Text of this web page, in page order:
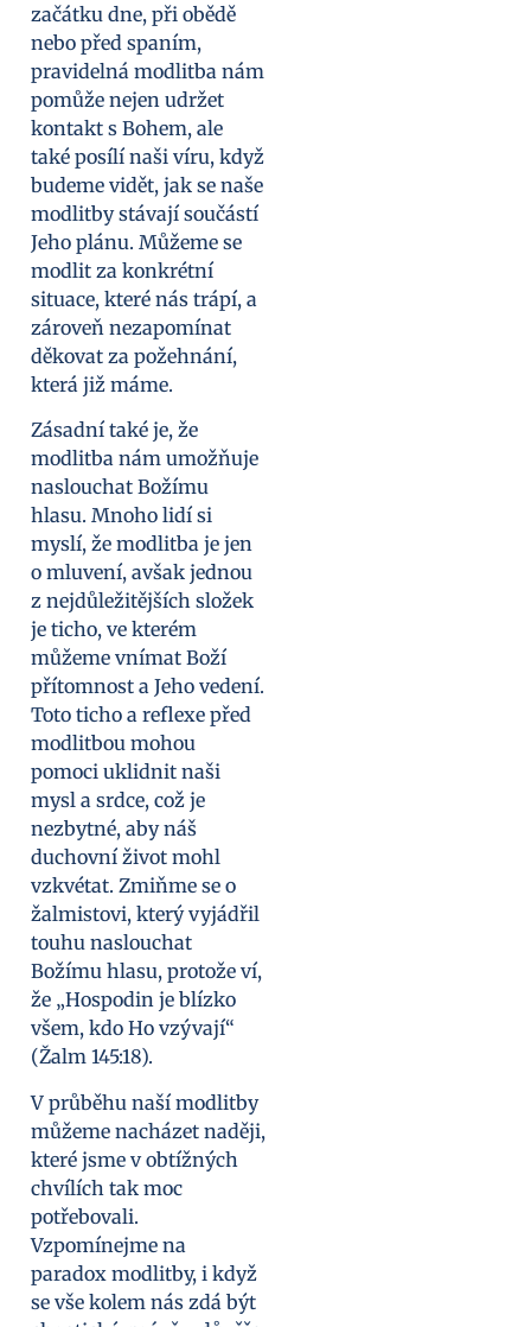
začátku dne, při obědě
nebo před spaním,
pravidelná modlitba nám
pomůže nejen udržet
kontakt s Bohem, ale
také posílí naši víru, když
budeme vidět, jak se naše
modlitby stávají součástí
Jeho plánu. Můžeme se
modlit za konkrétní
situace, které nás trápí, a
zároveň nezapomínat
děkovat za požehnání,
která již máme.
Zásadní také je, že
modlitba nám umožňuje
naslouchat Božímu
hlasu. Mnoho lidí si
myslí, že modlitba je jen
o mluvení, avšak jednou
z nejdůležitějších složek
je ticho, ve kterém
můžeme vnímat Boží
přítomnost a Jeho vedení.
Toto ticho a reflexe před
modlitbou mohou
pomoci uklidnit naši
mysl a srdce, což je
nezbytné, aby náš
duchovní život mohl
vzkvétat. Zmiňme se o
žalmistovi, který vyjádřil
touhu naslouchat
Božímu hlasu, protože ví,
že „Hospodin je blízko
všem, kdo Ho vzývají“
(Žalm 145:18).
V průběhu naší modlitby
můžeme nacházet naději,
které jsme v obtížných
chvílích tak moc
potřebovali.
Vzpomínejme na
paradox modlitby, i když
se vše kolem nás zdá být